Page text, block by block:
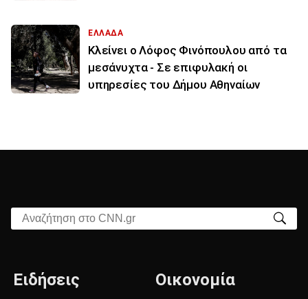
ΕΛΛΑΔΑ
Κλείνει ο Λόφος Φινόπουλου από τα
μεσάνυχτα - Σε επιφυλακή οι
υπηρεσίες του Δήμου Αθηναίων
Αναζήτηση στο CNN.gr
Ειδήσεις Οικονομία